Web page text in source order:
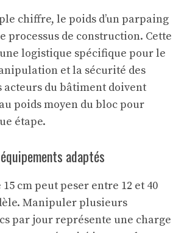
chiffre, le poids d’un parpaing
processus de construction. Cette
logistique spécifique pour le
et la sécurité des
acteurs du bâtiment doivent
poids moyen du bloc pour
étape.
adaptés
cm peut peser entre 12 et 40
Manipuler plusieurs
par jour représente une charge